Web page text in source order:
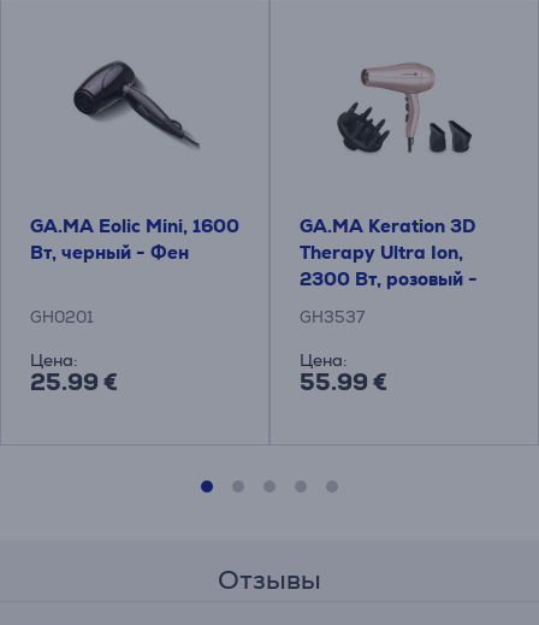
GA.MA Eolic Mini, 1600
Вт, черный - Фен
GH0201
Цена:
25.99 €
GA.MA Keration 3D
Therapy Ultra Ion,
2300 Вт, розовый -
Фен
GH3537
Цена:
55.99 €
Отзывы